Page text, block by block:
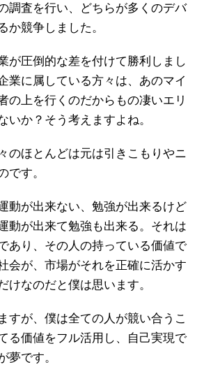
調査を行い、どちらが多くのデバ
か競争しました。
が圧倒的な差を付けて勝利しまし
業に属している方々は、あのマイ
の上を行くのだからもの凄いエリ
いか？そう考えますよね。
のほとんどは元は引きこもりやニ
です。
動が出来ない、勉強が出来るけど
動が出来て勉強も出来る。それは
あり、その人の持っている価値で
会が、市場がそれを正確に活かす
けなのだと僕は思います。
すが、僕は全ての人が競い合うこ
る価値をフル活用し、自己実現で
夢です。